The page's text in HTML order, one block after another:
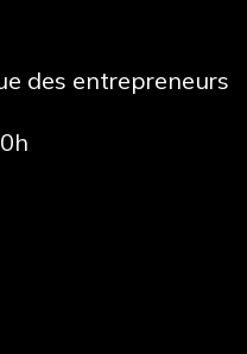
des entrepreneurs